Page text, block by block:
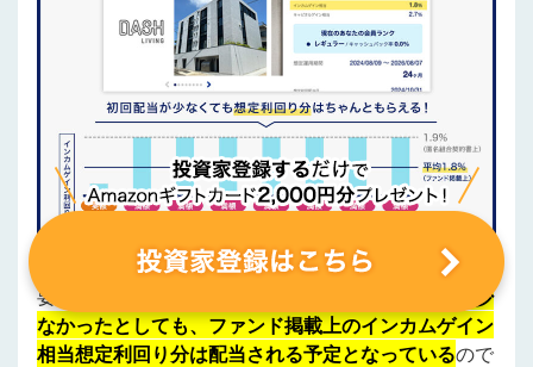
要するに、
初回〜数回分の配当が想定していたより少
なかったとしても、ファンド掲載上のインカムゲイン
相当想定利回り分は配当される予定となっているので